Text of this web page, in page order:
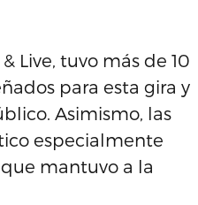
Live, tuvo más de 10
para esta gira y
Asimismo, las
especialmente
mantuvo a la